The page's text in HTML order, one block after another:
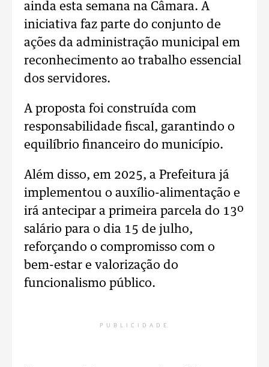
ainda esta semana na Câmara. A
iniciativa faz parte do conjunto de
ações da administração municipal em
reconhecimento ao trabalho essencial
dos servidores.
A proposta foi construída com
responsabilidade fiscal, garantindo o
equilíbrio financeiro do município.
Além disso, em 2025, a Prefeitura já
implementou o auxílio-alimentação e
irá antecipar a primeira parcela do 13º
salário para o dia 15 de julho,
reforçando o compromisso com o
bem-estar e valorização do
funcionalismo público.
PUBLICIDADE